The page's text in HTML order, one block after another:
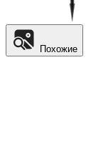
Похожие